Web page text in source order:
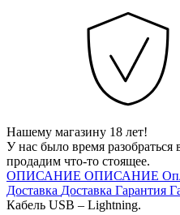
Нашему магазину 18 лет!
У нас было время разобраться
продадим что-то стоящее.
ОПИСАНИЕ ОПИСАНИЕ
Доставка Доставка Гарантия
Кабель USB – Lightning.